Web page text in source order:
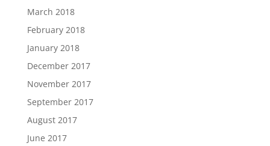
March 2018
February 2018
January 2018
December 2017
November 2017
September 2017
August 2017
June 2017